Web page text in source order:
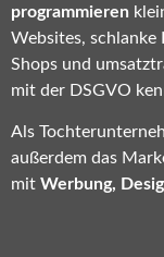
programmieren
Websites, schlanke
Shops und
mit der DSGVO
Als
außerdem das
mit Werbung,